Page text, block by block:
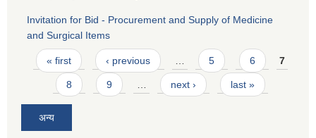
Invitation for Bid - Procurement and Supply of Medicine
and Surgical Items
Pages
« first ‹ previous … 5 6 7
8 9 … next › last »
अन्य